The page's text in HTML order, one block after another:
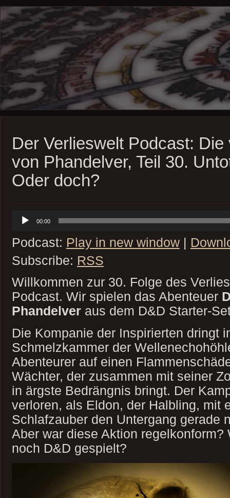
Der Verlieswelt Podcast:
von Phandelver, Teil 30.
Oder doch?
Audio-
Player
00:00
Podcast: Play in new window|
Subscribe: RSS
Willkommen zur 30. Folge des
Podcast. Wir spielen das Abenteuer
Phandelveraus dem D&D Starter-
Die Kompanie der Inspirierten dringt
Schmelzkammer der
Abenteurer auf einen
Wächter, der zusammen mit seiner
in ärgste Bedrängnis bringt. Der
verloren, als Eldon, der Halbling, mit
Schlafzauber den Untergang gerade
Aber war diese Aktion regelkonform?
noch D&D gespielt?